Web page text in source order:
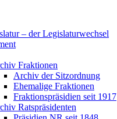
– der Legislaturwechsel
Fraktionen
Archiv der Sitzordnung
Ehemalige Fraktionen
Fraktionspräsidien seit 1917
Ratspräsidenten